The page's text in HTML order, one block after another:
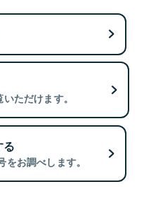
ただけます。
お調べします。